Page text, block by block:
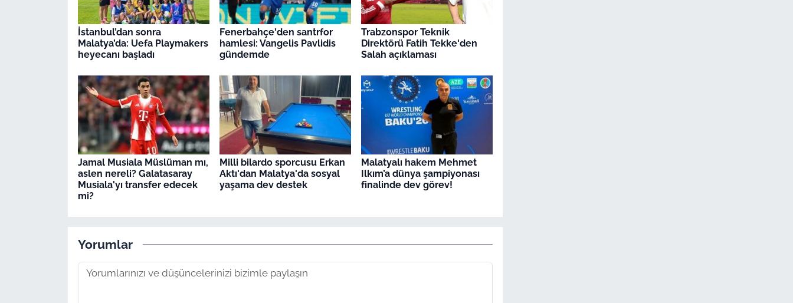
İstanbul’dan sonra
Malatya’da: Uefa Playmakers
heyecanı başladı
Fenerbahçe'den santrfor
hamlesi: Vangelis Pavlidis
gündemde
Trabzonspor Teknik
Direktörü Fatih Tekke'den
Salah açıklaması
Jamal Musiala Müslüman mı,
aslen nereli? Galatasaray
Musiala'yı transfer edecek
mi?
Milli bilardo sporcusu Erkan
Aktı'dan Malatya'da sosyal
yaşama dev destek
Malatyalı hakem Mehmet
Ilkım’a dünya şampiyonası
finalinde dev görev!
Yorumlar